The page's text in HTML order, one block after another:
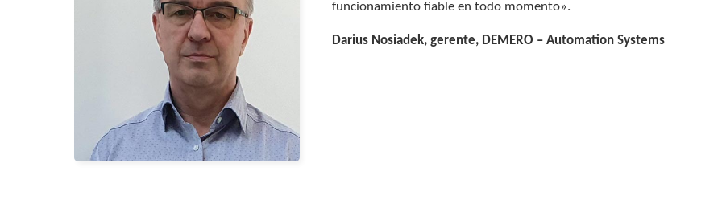
funcionamiento fiable en todo momento».
Darius Nosiadek, gerente, DEMERO – Automation Systems